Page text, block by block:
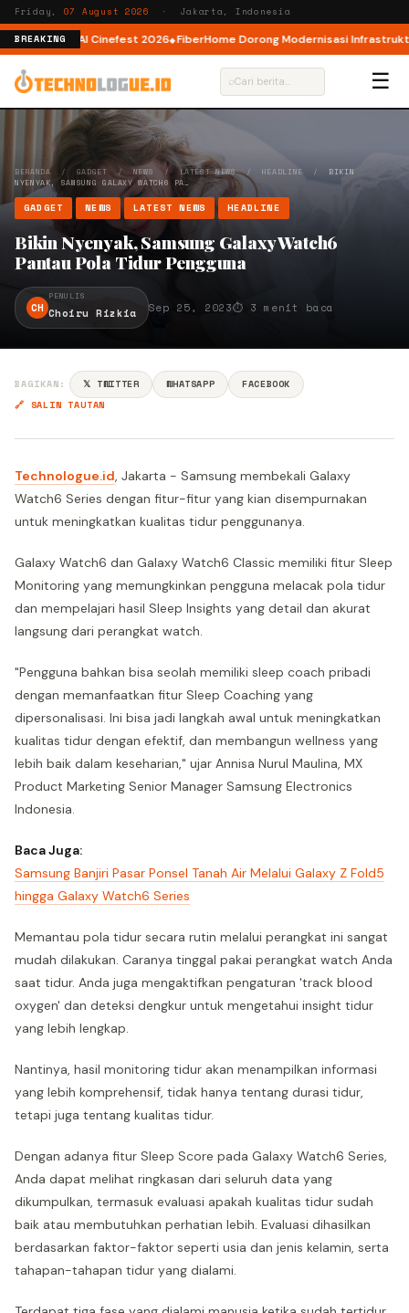
Friday, 07 August 2026 · Jakarta, Indonesia
BREAKING
AI lewat AI Cinefest 2026 FiberHome Dorong Modernisasi Infrastruktur
⌕ ☰
BERANDA/ GADGET / NEWS /LATEST NEWS/ HEADLINE /BIKIN
NYENYAK, SAMSUNG GALAXY WATCH6 PA…
GADGET NEWS LATEST NEWS HEADLINE
Bikin Nyenyak, Samsung Galaxy Watch6
Pantau Pola Tidur Pengguna
CH
PENULIS
Choiru Rizkia Sep 25, 2023⏱ 3 menit baca
BAGIKAN: 𝕏 TWITTER WHATSAPP
FACEBOOK
🔗 SALIN TAUTAN
Technologue.id, Jakarta - Samsung membekali Galaxy
Watch6 Series dengan fitur-fitur yang kian disempurnakan
untuk meningkatkan kualitas tidur penggunanya.
Galaxy Watch6 dan Galaxy Watch6 Classic memiliki fitur Sleep
Monitoring yang memungkinkan pengguna melacak pola tidur
dan mempelajari hasil Sleep Insights yang detail dan akurat
langsung dari perangkat watch.
"Pengguna bahkan bisa seolah memiliki sleep coach pribadi
dengan memanfaatkan fitur Sleep Coaching yang
dipersonalisasi. Ini bisa jadi langkah awal untuk meningkatkan
kualitas tidur dengan efektif, dan membangun wellness yang
lebih baik dalam keseharian," ujar Annisa Nurul Maulina, MX
Product Marketing Senior Manager Samsung Electronics
Indonesia.
Baca Juga:
Samsung Banjiri Pasar Ponsel Tanah Air Melalui Galaxy Z Fold5
hingga Galaxy Watch6 Series
Memantau pola tidur secara rutin melalui perangkat ini sangat
mudah dilakukan. Caranya tinggal pakai perangkat watch Anda
saat tidur. Anda juga mengaktifkan pengaturan 'track blood
oxygen' dan deteksi dengkur untuk mengetahui insight tidur
yang lebih lengkap.
Nantinya, hasil monitoring tidur akan menampilkan informasi
yang lebih komprehensif, tidak hanya tentang durasi tidur,
tetapi juga tentang kualitas tidur.
Dengan adanya fitur Sleep Score pada Galaxy Watch6 Series,
Anda dapat melihat ringkasan dari seluruh data yang
dikumpulkan, termasuk evaluasi apakah kualitas tidur sudah
baik atau membutuhkan perhatian lebih. Evaluasi dihasilkan
berdasarkan faktor-faktor seperti usia dan jenis kelamin, serta
tahapan-tahapan tidur yang dialami.